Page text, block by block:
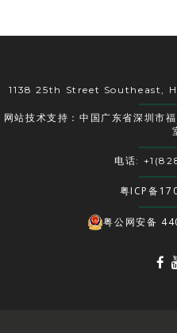
1138 25th Street Southeast,
网站技术支持：中国广东省深圳市
电话:
粤ICP备
粤公网安备